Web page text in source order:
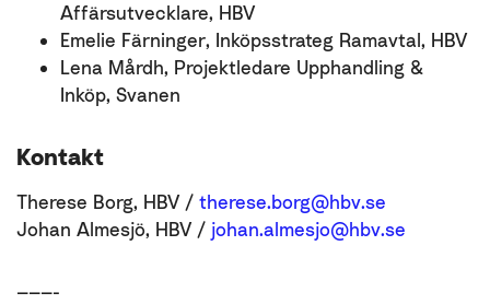
Affärsutvecklare, HBV
Emelie Färninger, Inköpsstrateg Ramavtal, HBV
Lena Mårdh, Projektledare Upphandling &
Inköp, Svanen
Kontakt
Therese Borg, HBV / therese.borg@hbv.se
Johan Almesjö, HBV / johan.almesjo@hbv.se
———-